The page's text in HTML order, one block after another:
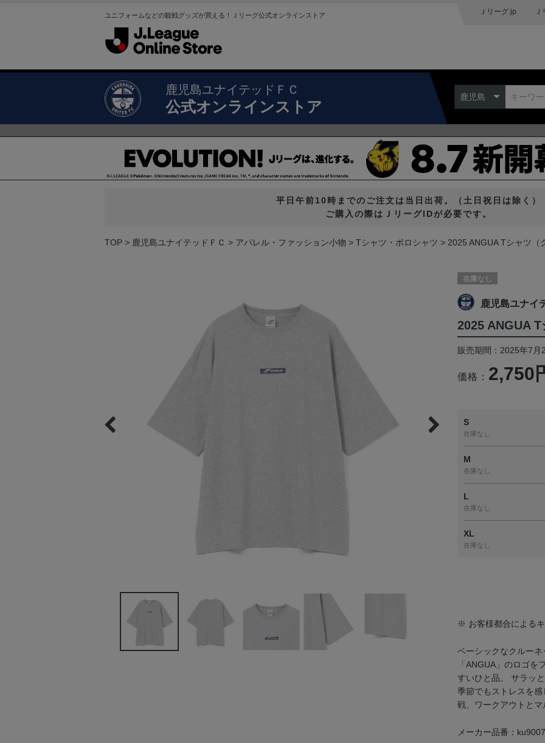
ユニフォームなどの観戦グッズが買える！Ｊリーグ公式オンラインストア Ｊリーグ.jp
鹿児島ユナイテッドＦＣ
公式オンラインストア
鹿児島
平日午前10時までのご注文は当日出荷。（土日祝日は除く）
ご購入の際はＪリーグIDが必要です。
TOP 鹿児島ユナイテッドＦＣ アパレル・ファッション小物 Tシャツ・ポロシャツ 2025 ANGUA Tシャツ（
在庫なし
鹿児島ユナイ
2025 ANGUA
販売期間：2025年7
価格： 2,750
S
在庫なし
M
在庫なし
L
在庫なし
XL
在庫なし
※ お客様都合による
ベーシックなクルー
「ANGUA」のロゴ
すいひと品。 サラッ
季節でもストレスを
戦、ワークアウトと
メーカー品番：